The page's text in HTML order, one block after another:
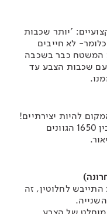
'יותר שכבות
לא חייבים
המשטח כבר בשכבה
שכבות הצבע עד
להיות יצירתיים!
תוכלו לבחור בכל גוון מבין 1650 הגוונים
לחלוטין, זה